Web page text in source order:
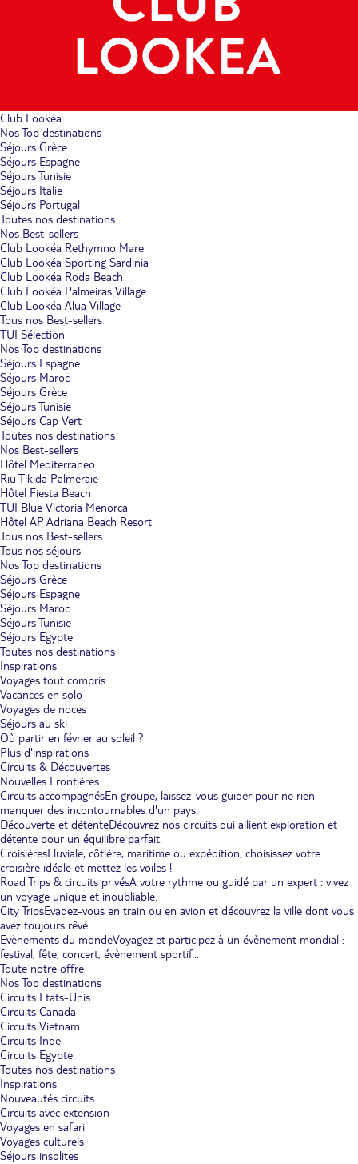
Club Lookéa
Nos Top destinations
Séjours Grèce
Séjours Espagne
Séjours Tunisie
Séjours Italie
Séjours Portugal
Toutes nos destinations
Nos Best-sellers
Club Lookéa Rethymno Mare
Club Lookéa Sporting Sardinia
Club Lookéa Roda Beach
Club Lookéa Palmeiras Village
Club Lookéa Alua Village
Tous nos Best-sellers
TUI Sélection
Nos Top destinations
Séjours Espagne
Séjours Maroc
Séjours Grèce
Séjours Tunisie
Séjours Cap Vert
Toutes nos destinations
Nos Best-sellers
Hôtel Mediterraneo
Riu Tikida Palmeraie
Hôtel Fiesta Beach
TUI Blue Victoria Menorca
Hôtel AP Adriana Beach Resort
Tous nos Best-sellers
Tous nos séjours
Nos Top destinations
Séjours Grèce
Séjours Espagne
Séjours Maroc
Séjours Tunisie
Séjours Egypte
Toutes nos destinations
Inspirations
Voyages tout compris
Vacances en solo
Voyages de noces
Séjours au ski
Où partir en février au soleil ?
Plus d'inspirations
Circuits & Découvertes
Nouvelles Frontières
Circuits accompagnésEn groupe, laissez-vous guider pour ne rien
manquer des incontournables d'un pays.
Découverte et détenteDécouvrez nos circuits qui allient exploration et
détente pour un équilibre parfait.
CroisièresFluviale, côtière, maritime ou expédition, choisissez votre
croisière idéale et mettez les voiles !
Road Trips & circuits privésA votre rythme ou guidé par un expert : vivez
un voyage unique et inoubliable.
City TripsEvadez-vous en train ou en avion et découvrez la ville dont vous
avez toujours rêvé.
Evènements du mondeVoyagez et participez à un évènement mondial :
festival, fête, concert, évènement sportif...
Toute notre offre
Nos Top destinations
Circuits Etats-Unis
Circuits Canada
Circuits Vietnam
Circuits Inde
Circuits Egypte
Toutes nos destinations
Inspirations
Nouveautés circuits
Circuits avec extension
Voyages en safari
Voyages culturels
Séjours insolites